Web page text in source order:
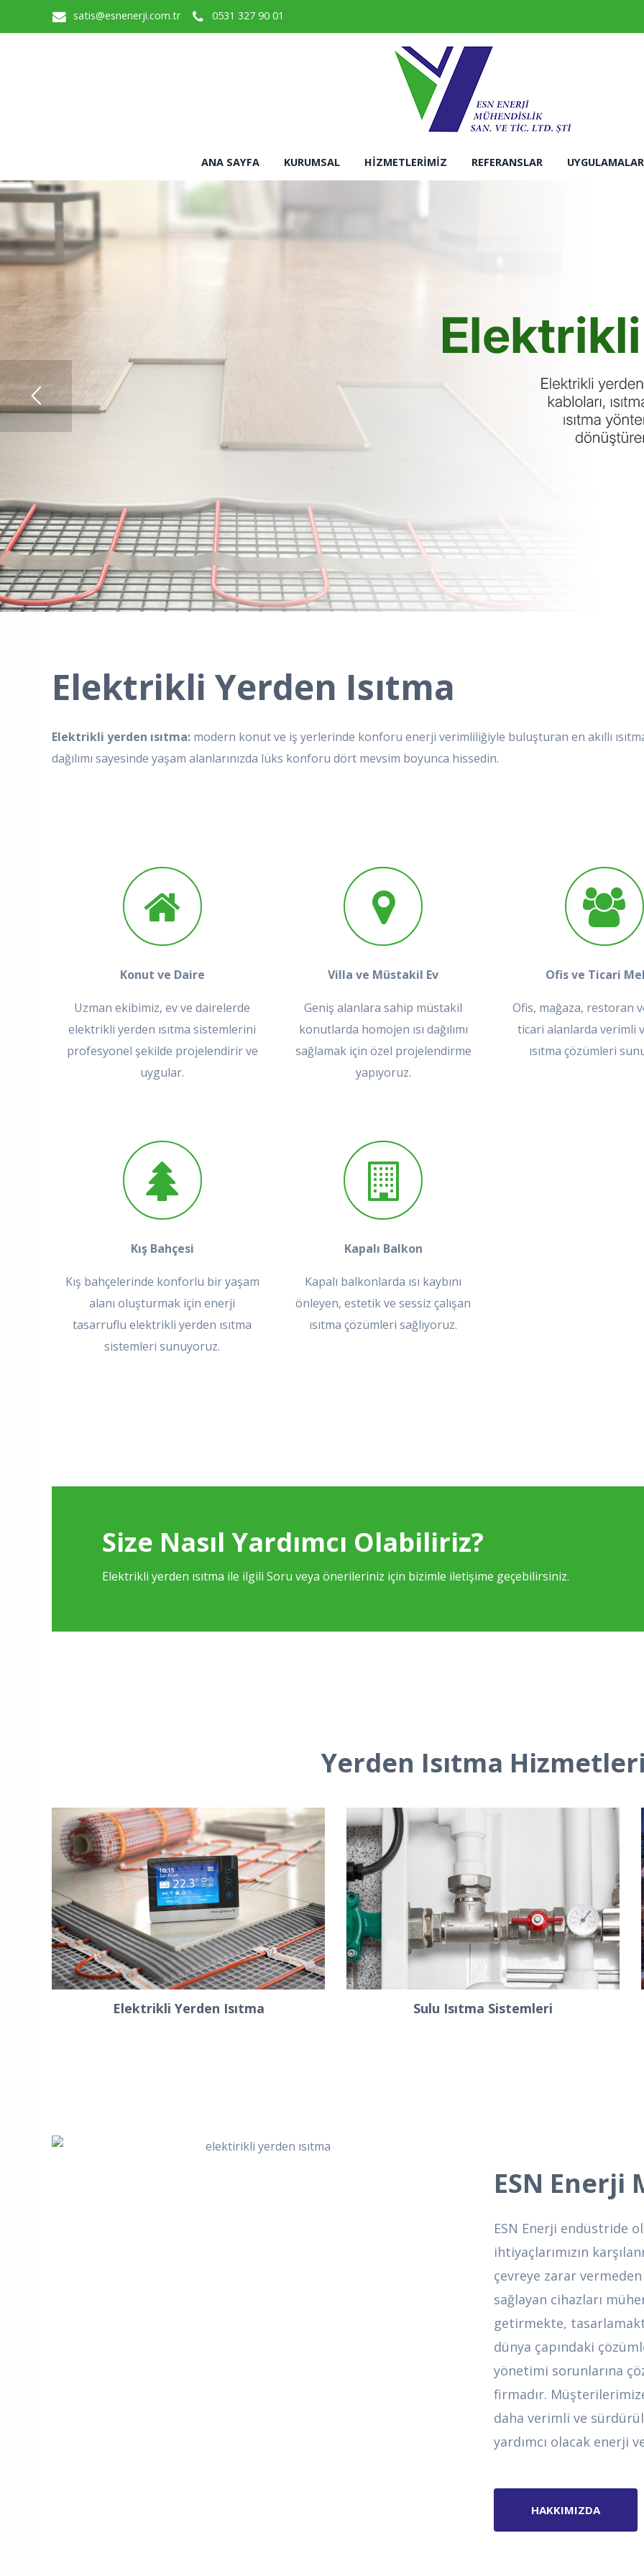
satis@esnenerji.com.tr 0531 327 90 01
ANA SAYFA KURUMSAL HIZMETLERIMIZ REFERANSLAR UYGULAMALAR
Elektrikli Yerden Isıtma
Elektrikli yerden ısıtma: modern konut ve iş yerlerinde konforu enerji verimliliğiyle buluşturan en akıllı
dağılımı sayesinde yaşam alanlarınızda lüks konforu dört mevsim boyunca hissedin.
Konut ve Daire
Uzman ekibimiz, ev ve dairelerde
elektrikli yerden ısıtma sistemlerini
profesyonel şekilde projelendirir ve
uygular.
Villa ve Müstakil Ev
Geniş alanlara sahip müstakil
konutlarda homojen ısı dağılımı
sağlamak için özel projelendirme
yapıyoruz.
Ofis ve Ticari
Ofis, mağaza, restoran
ticari alanlarda verimli
ısıtma çözümleri
Kış Bahçesi
Kış bahçelerinde konforlu bir yaşam
alanı oluşturmak için enerji
tasarruflu elektrikli yerden ısıtma
sistemleri sunuyoruz.
Kapalı Balkon
Kapalı balkonlarda ısı kaybını
önleyen, estetik ve sessiz çalışan
ısıtma çözümleri sağlıyoruz.
Size Nasıl Yardımcı Olabiliriz?
Elektrikli yerden ısıtma ile ilgili Soru veya önerileriniz için bizimle iletişime geçebilirsiniz.
Yerden Isıtma
Elektrikli Yerden Isıtma Sulu Isıtma Sistemleri
ESN
ESN Enerji endüstride
ihtiyaçlarımızın
çevreye zarar
sağlayan cihazları
getirmekte,
dünya çapındaki
yönetimi sorunlarına
firmadır.
daha verimli ve
yardımcı olacak enerji
HAKKIMIZDA